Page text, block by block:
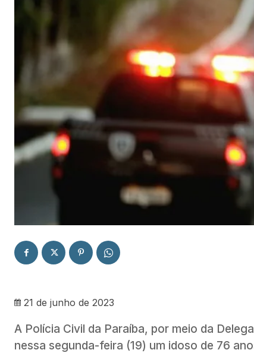
21 de junho de 2023
A Polícia Civil da Paraíba, por meio da
nessa segunda-feira (19) um idoso de 76